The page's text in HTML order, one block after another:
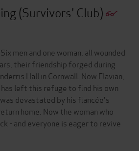
(Survivors' Club)
men and one woman, all wounded
their friendship forged during
Hall in Cornwall. Now Flavian,
left this refuge to find his own
devastated by his fiancée's
home. Now the woman who
- and everyone is eager to revive